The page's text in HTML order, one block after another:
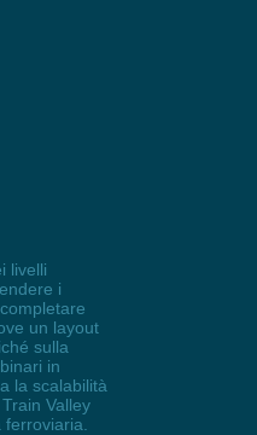
livelli
i
un layout
sulla
in
la scalabilità
Valley